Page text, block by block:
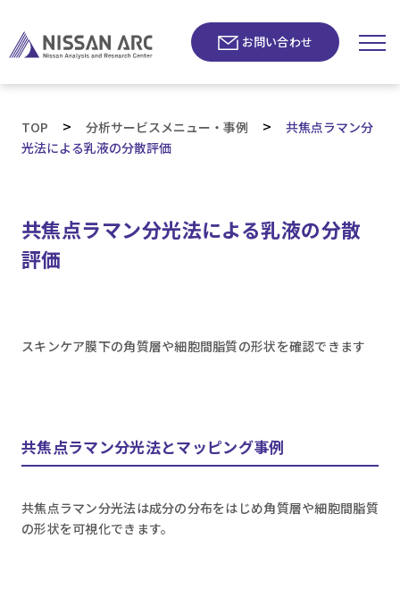
お問い合わせ
TOP > 分析サービスメニュー・事例 > 共焦点ラマン分
光法による乳液の分散評価
共焦点ラマン分光法による乳液の分散
評価
スキンケア膜下の角質層や細胞間脂質の形状を確認できます
共焦点ラマン分光法とマッピング事例
共焦点ラマン分光法は成分の分布をはじめ角質層や細胞間脂質
の形状を可視化できます。